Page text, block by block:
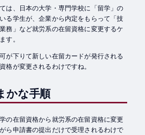
は、日本の大学・専門学校に「留学」の
る学生が、企業から内定をもらって「技
務」など就労系の在留資格に変更するケ
す。
が下りて新しい在留カードが発行される
格が変更されるわけですね。
かな手順
の在留資格から就労系の在留資格に変更
ら申請書の提出だけで受理されるわけで